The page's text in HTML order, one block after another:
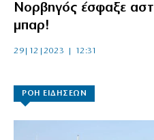
Νορβηγός έσφαξε
μπαρ!
29|12|2023 | 12:31
ΡΟΗ ΕΙΔΗΣΕΩΝ